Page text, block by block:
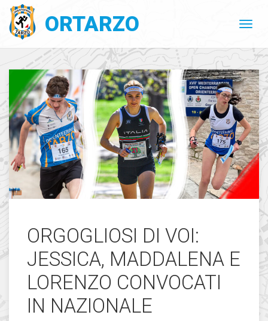
ORTARZO
ORGOGLIOSI DI VOI:
JESSICA, MADDALENA E
LORENZO CONVOCATI
IN NAZIONALE